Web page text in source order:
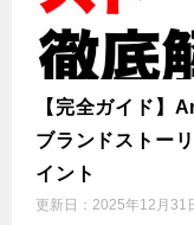
【完全ガイド】
ブランドストー
イント
更新日： 2025年12月31